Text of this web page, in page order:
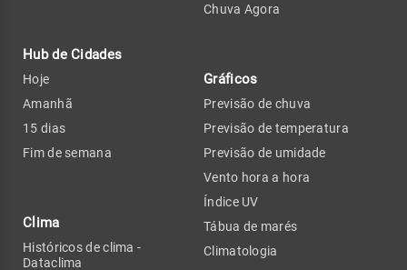
Hub de Cidades
Hoje
Amanhã
15 dias
Fim de semana
Clima
Históricos de clima -
Dataclima
Chuva Agora
Gráficos
Previsão de chuva
Previsão de temperatura
Previsão de umidade
Vento hora a hora
Índice UV
Tábua de marés
Climatologia